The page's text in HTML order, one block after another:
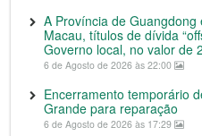
A Província de
Macau, títulos de dívida
Governo local, no valor de
6 de Agosto de 2026 às 22:00
Encerramento temporário
Grande para reparação
6 de Agosto de 2026 às 17:29